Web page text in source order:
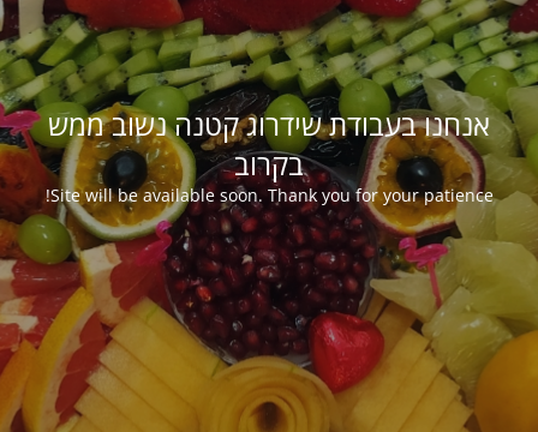
אנחנו בעבודת שידרוג קטנה נשוב ממש
בקרוב
Site will be available soon. Thank you for your patience!